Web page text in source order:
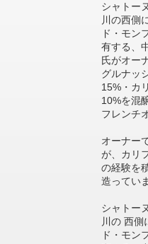
シャトー
川の西側
ド・モン
有する、
氏がオー
グルナッ
15%・カ
10%を混
フレンチ
オーナー
が、カリ
の経験を
造ってい
シャトー
川の 西側
ド・モン